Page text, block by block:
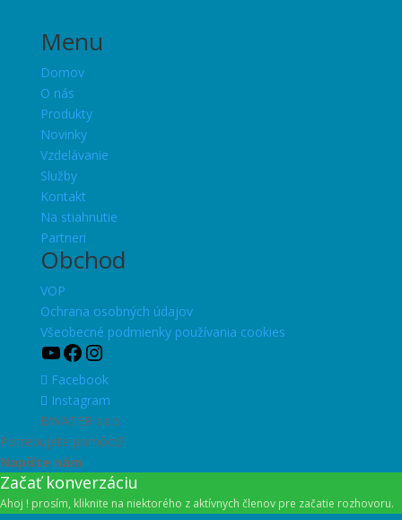
Menu
Domov
O nás
Produkty
Novinky
Vzdelávanie
Služby
Kontakt
Na stiahnutie
Partneri
Obchod
VOP
Ochrana osobných údajov
Všeobecné podmienky používania cookies
YouTubeFacebook
Facebook
Instagram
BWATER s.r.o.
Potrebujete pomôcť?
Napíšte nám
Začať konverzáciu
Ahoj ! prosím, kliknite na niektorého z aktívnych členov pre začatie rozhovoru.